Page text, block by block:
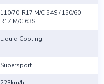
110/70-R17 M/C 54S / 150/60-
R17 M/C 63S
Liquid Cooling
Supersport